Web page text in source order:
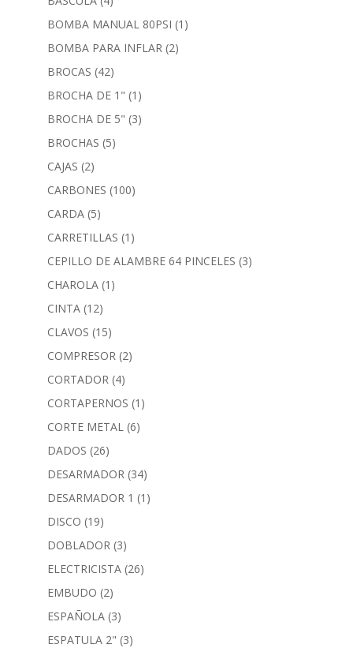
BOMBA MANUAL 80PSI (1)
BOMBA PARA INFLAR (2)
BROCAS (42)
BROCHA DE 1" (1)
BROCHA DE 5" (3)
BROCHAS (5)
CAJAS (2)
CARBONES (100)
CARDA (5)
CARRETILLAS (1)
CEPILLO DE ALAMBRE 64 PINCELES (3)
CHAROLA (1)
CINTA (12)
CLAVOS (15)
COMPRESOR (2)
CORTADOR (4)
CORTAPERNOS (1)
CORTE METAL (6)
DADOS (26)
DESARMADOR (34)
DESARMADOR 1 (1)
DISCO (19)
DOBLADOR (3)
ELECTRICISTA (26)
EMBUDO (2)
ESPAÑOLA (3)
ESPATULA 2" (3)